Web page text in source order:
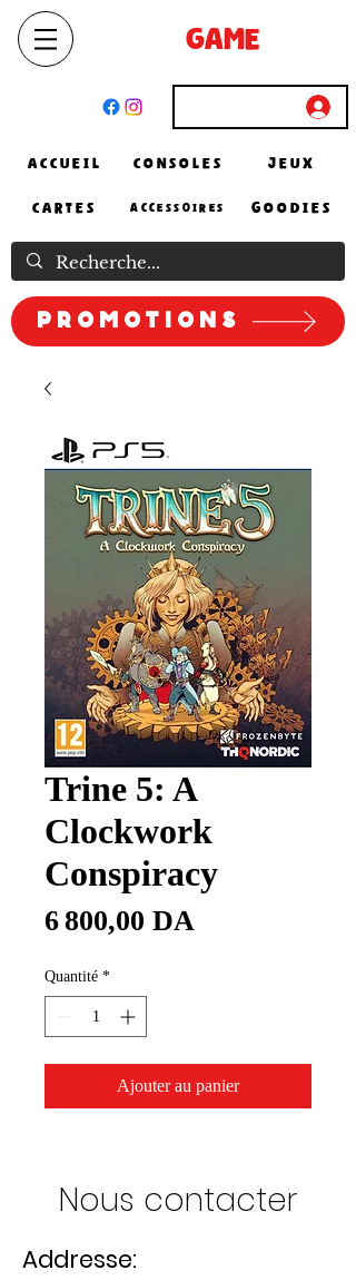
GAME
ACCUEIL CONSOLES JEUX
CARTES ACCESSOIRES GOODIES
Promotions
Trine 5: A
Clockwork
Conspiracy
6 800,00 DA
Quantité *
Ajouter au panier
Nous contacter
Addresse: